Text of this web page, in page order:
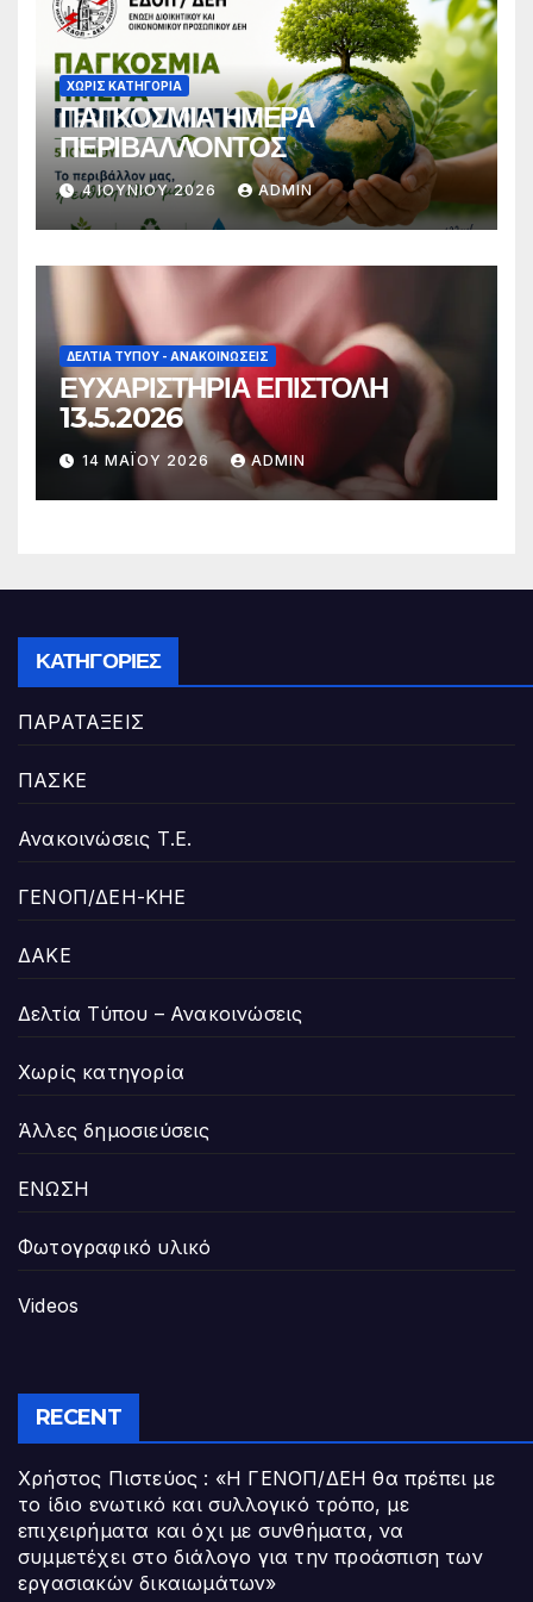
ΧΩΡΊΣ ΚΑΤΗΓΟΡΊΑ
ΠΑΓΚΟΣΜΙΑ ΗΜΕΡΑ
ΠΕΡΙΒΑΛΛΟΝΤΟΣ
4 ΙΟΥΝΊΟΥ 2026 ADMIN
ΔΕΛΤΊΑ ΤΎΠΟΥ - ΑΝΑΚΟΙΝΏΣΕΙΣ
ΕΥΧΑΡΙΣΤΗΡΙΑ ΕΠΙΣΤΟΛΗ
13.5.2026
14 ΜΑΪ́ΟΥ 2026 ADMIN
ΚΑΤΗΓΟΡΊΕΣ
ΠΑΡΑΤΑΞΕΙΣ
ΠΑΣΚΕ
Ανακοινώσεις Τ.Ε.
ΓΕΝΟΠ/ΔΕΗ-ΚΗΕ
ΔΑΚΕ
Δελτία Τύπου – Ανακοινώσεις
Χωρίς κατηγορία
Άλλες δημοσιεύσεις
ΕΝΩΣΗ
Φωτογραφικό υλικό
Videos
RECENT
Χρήστος Πιστεύος : «Η ΓΕΝΟΠ/ΔΕΗ θα πρέπει με
το ίδιο ενωτικό και συλλογικό τρόπο, με
επιχειρήματα και όχι με συνθήματα, να
συμμετέχει στο διάλογο για την προάσπιση των
εργασιακών δικαιωμάτων»